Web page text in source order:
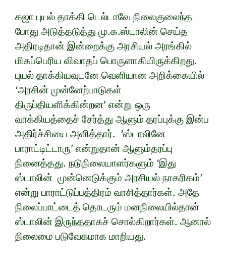
கஜா புயல் தாக்கி டெல்டாவே நிலைகுலைந்த
போது அடுத்தடுத்து மு.க.ஸ்டாலின் செய்த
அதிரடிதான் இன்றைக்கு அரசியல் அரங்கில்
மிகப்பெரிய விவாதப் பொருளாகியிருக்கிறது.
புயல் தாக்கியவுடனே வெளியான அறிக்கையில்
‘அரசின் முன்னேற்பாடுகள்
திருப்தியளிக்கின்றன’ என்று ஒரு
வாக்கியத்தைச் சேர்த்து ஆளும் தரப்புக்கு இன்ப
அதிர்ச்சியை அளித்தார். ‘ஸ்டாலினே
பாராட்டிட்டாரு’ என்றுதான் ஆளும்தரப்பு
நினைத்தது. நடுநிலையாளர்களும் ‘இது
ஸ்டாலின் முன்னெடுக்கும் அரசியல் நாகரிகம்’
என்று பாராட்டுப்பத்திரம் வாசித்தார்கள். அதே
நிலைப்பாட்டைத் தொடரும் மனநிலையில்தான்
ஸ்டாலின் இருந்ததாகச் சொல்கிறார்கள். ஆனால்
நிலைமை படுவேகமாக மாறியது.